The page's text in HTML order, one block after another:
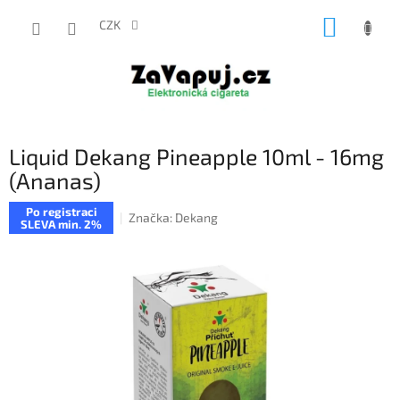
CZK
Liquid Dekang Pineapple 10ml - 16mg
(Ananas)
Po registraci
SLEVA min. 2%
Značka: Dekang